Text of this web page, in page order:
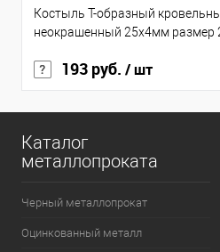
Костыль Т-образный
неокрашенный 25х4мм размер
193 руб. / шт
Каталог
металлопроката
Черный металлопрокат
Оцинкованный металл